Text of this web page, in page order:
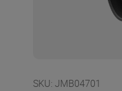
SKU: JMB04701